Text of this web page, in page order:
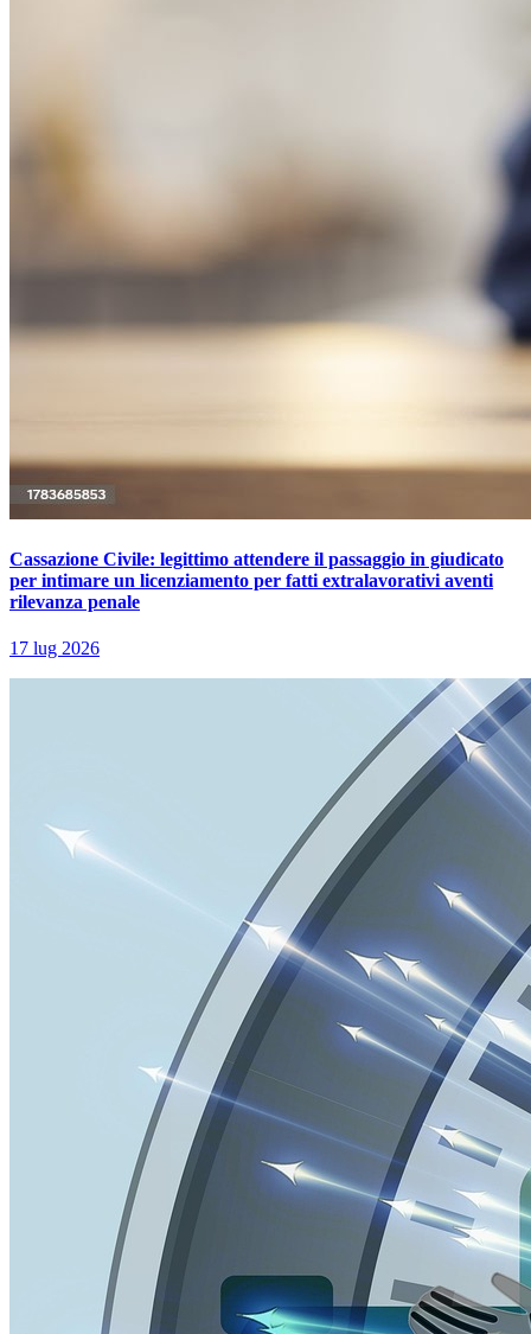
Cassazione Civile: legittimo attendere il passaggio in giudicato
per intimare un licenziamento per fatti extralavorativi aventi
rilevanza penale
17 lug 2026